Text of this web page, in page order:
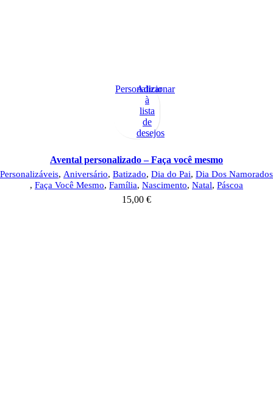
Personalizar
Adicionar
à
lista
de
desejos
Avental personalizado – Faça você mesmo
Personalizáveis, Aniversário, Batizado, Dia do Pai, Dia Dos Namorados
, Faça Você Mesmo, Família, Nascimento, Natal, Páscoa
15,00 €